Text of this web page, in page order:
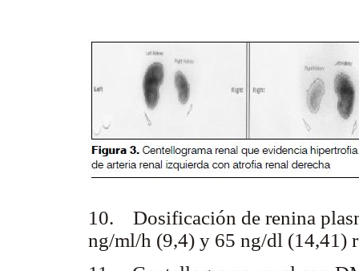
10. Dosificación de renina
ng/ml/h (9,4) y 65 ng/dl (14,41)